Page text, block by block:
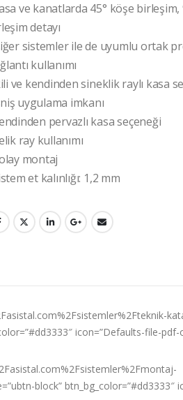
ve kanatlarda 45° köşe birleşim,
detayı
sistemler ile de uyumlu ortak
kullanımı
ve kendinden sineklik raylı kasa
uygulama imkanı
pervazlı kasa seçeneği
ray kullanımı
montaj
et kalınlığı: 1,2 mm
icon=”Defaults-file-pdf-
block” btn_bg_color=”#dd3333″